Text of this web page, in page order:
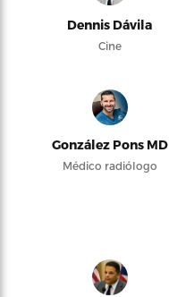
Dennis Dávila
Cine
González Pons MD
Médico radiólogo